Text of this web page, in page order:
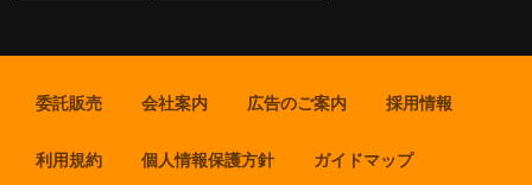
委託販売 会社案内 広告のご案内 採用情報
利用規約 個人情報保護方針 ガイドマップ